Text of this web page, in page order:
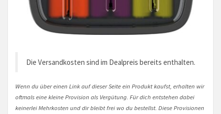
Die Versandkosten sind im Dealpreis bereits enthalten.
Wenn du über einen Link auf dieser Seite ein Produkt kaufst, erhalten wir
oftmals eine kleine Provision als Vergütung. Für dich entstehen dabei
keinerlei Mehrkosten und dir bleibt frei wo du bestellst. Diese Provisionen